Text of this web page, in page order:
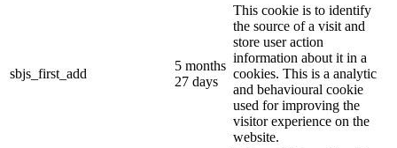
sbjs_first_add
5 months
27 days
This cookie is to identify
the source of a visit and
store user action
information about it in a
cookies. This is a analytic
and behavioural cookie
used for improving the
visitor experience on the
website.